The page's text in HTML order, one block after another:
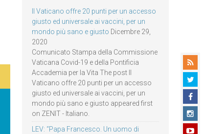
Il Vaticano offre 20 punti per un accesso
giusto ed universale ai vaccini, per un
mondo più sano e giusto Dicembre 29,
2020
Comunicato Stampa della Commissione
Vaticana Covid-19 e della Pontificia
Accademia per la Vita The post Il
Vaticano offre 20 punti per un accesso
giusto ed universale ai vaccini, per un
mondo più sano e giusto appeared first
on ZENIT - Italiano.
LEV: “Papa Francesco. Un uomo di